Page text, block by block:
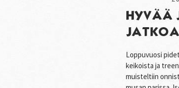
HYVÄÄ
Loppuvuosi
keikoista ja
muisteltiin